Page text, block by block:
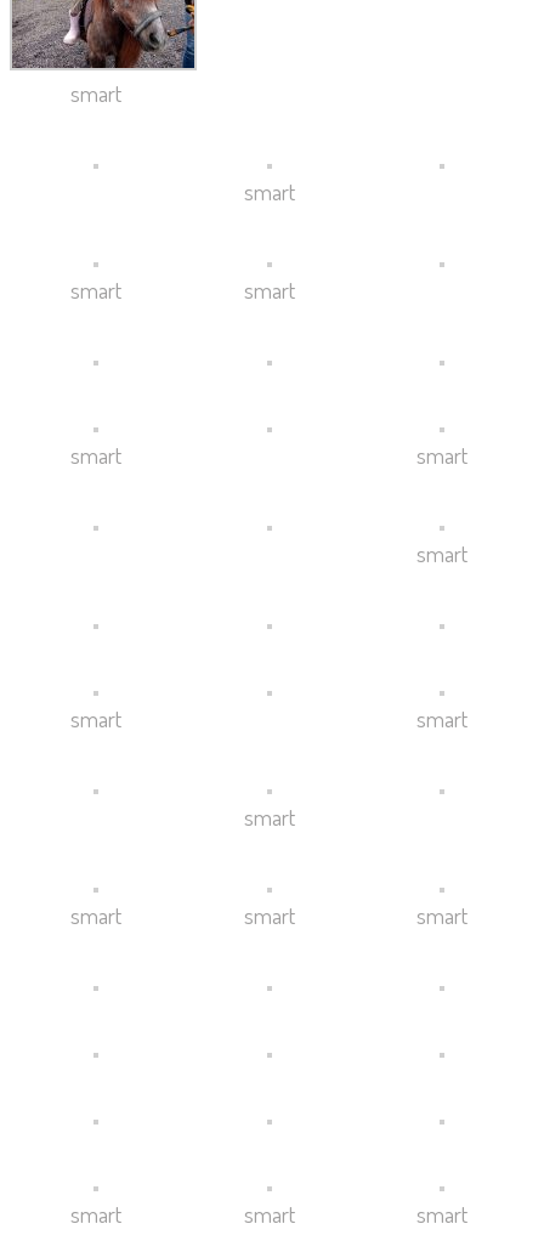
smart
smart
smart smart
smart smart
smart
smart smart
smart
smart smart smart
smart smart smart